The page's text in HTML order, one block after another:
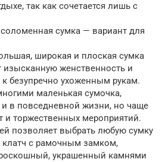
так как сочетается лишь с
сумка — вариант для
широкая и плоская сумка
изысканную женственность и
безупречно ухоженным рукам.
маленькая сумочка,
в повседневной жизни, но чаще
и торжественных мероприятий.
позволяет выбрать любую сумку
клатч с рамочным замком,
украшенный камнями